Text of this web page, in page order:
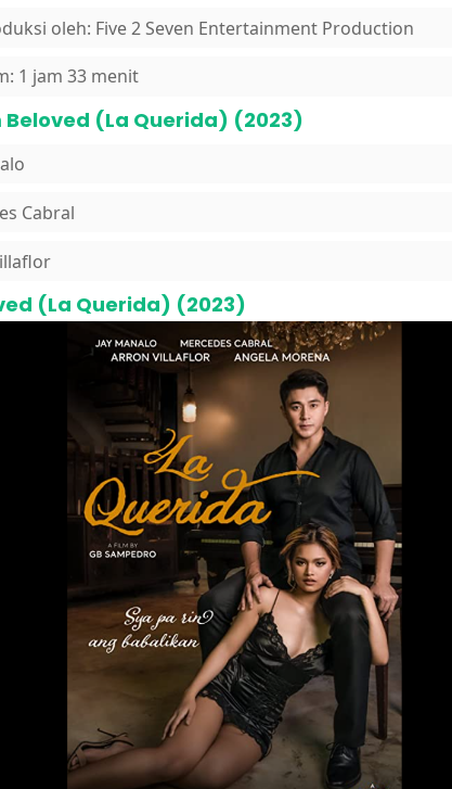
oleh: Five 2 Seven Entertainment Production
1 jam 33 menit
Beloved (La Querida) (2023)
Cabral
(La Querida) (2023)